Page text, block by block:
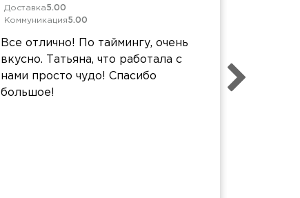
Доставка5.00
Коммуникация5.00
Все отлично! По таймингу, очень
вкусно. Татьяна, что работала с
нами просто чудо! Спасибо
большое!